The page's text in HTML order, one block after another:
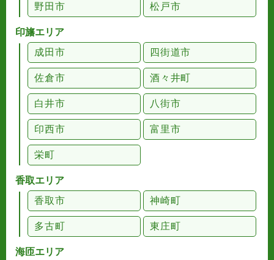
野田市 松戸市
印旛エリア
成田市
四街道市
佐倉市 酒々井町
白井市 八街市
印西市 富里市
栄町
香取エリア
香取市
神崎町
多古町 東庄町
海匝エリア